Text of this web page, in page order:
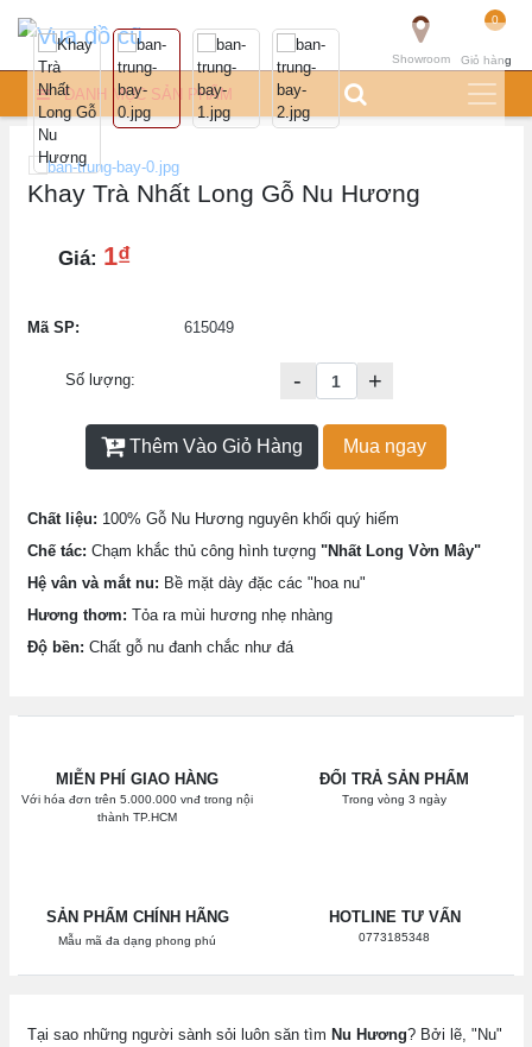
0
Giỏ hàng
Showroom
DANH MỤC SẢN PHẨM
Khay Trà Nhất Long Gỗ Nu Hương
Giá: 1₫
Mã SP: 615049
Số lượng: - +
Thêm Vào Giỏ Hàng Mua ngay
Chất liệu: 100% Gỗ Nu Hương nguyên khối quý hiếm
Chế tác: Chạm khắc thủ công hình tượng "Nhất Long Vờn Mây"
Hệ vân và mắt nu: Bề mặt dày đặc các "hoa nu"
Hương thơm: Tỏa ra mùi hương nhẹ nhàng
Độ bền: Chất gỗ nu đanh chắc như đá
MIỄN PHÍ GIAO HÀNG
Với hóa đơn trên 5.000.000 vnđ trong nội
thành TP.HCM
ĐỔI TRẢ SẢN PHẨM
Trong vòng 3 ngày
SẢN PHẨM CHÍNH HÃNG
Mẫu mã đa dạng phong phú
HOTLINE TƯ VẤN
0773185348
Tại sao những người sành sỏi luôn săn tìm Nu Hương? Bởi lẽ, "Nu"